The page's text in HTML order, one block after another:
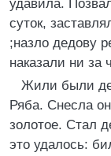
удавила.
суток,
;назло дедову
наказали ни за
Жили были
Ряба. Снесла
золотое. Стал
это удалось: